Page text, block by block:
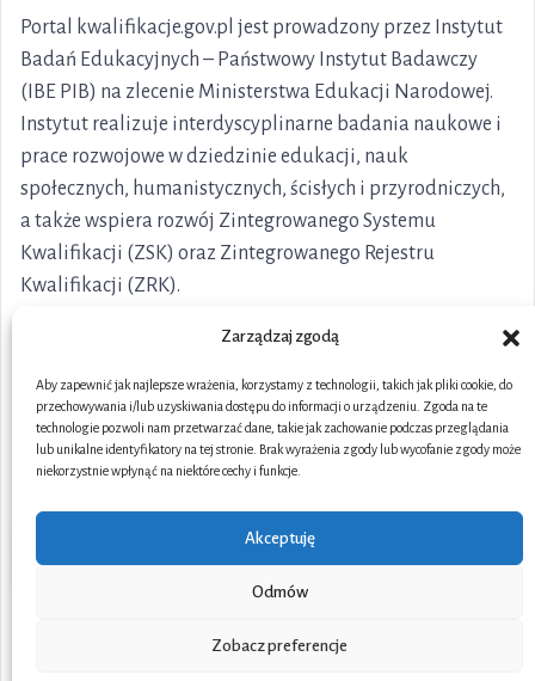
Zarządzaj zgodą
Aby zapewnić jak najlepsze wrażenia, korzystamy z technologii, takich jak pliki cookie, do
przechowywania i/lub uzyskiwania dostępu do informacji o urządzeniu. Zgoda na te
technologie pozwoli nam przetwarzać dane, takie jak zachowanie podczas przeglądania
lub unikalne identyfikatory na tej stronie. Brak wyrażenia zgody lub wycofanie zgody może
niekorzystnie wpłynąć na niektóre cechy i funkcje.
Akceptuję
Odmów
Zobacz preferencje
Portal kwalifikacje.gov.pl jest prowadzony przez Instytut
Badań Edukacyjnych – Państwowy Instytut Badawczy
(IBE PIB) na zlecenie Ministerstwa Edukacji Narodowej.
Instytut realizuje interdyscyplinarne badania naukowe i
prace rozwojowe w dziedzinie edukacji, nauk
społecznych, humanistycznych, ścisłych i przyrodniczych,
a także wspiera rozwój Zintegrowanego Systemu
Kwalifikacji (ZSK) oraz Zintegrowanego Rejestru
Kwalifikacji (ZRK).
ramach Funduszy Europejskich dla Rozwoju Społecznego